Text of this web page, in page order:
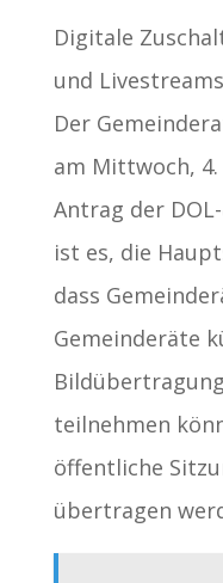
Digitale
und
Der
am Mittwoch,
Antrag der
ist es, die
dass
Gemeinderäte
teilnehmen
öffentliche
übertragen